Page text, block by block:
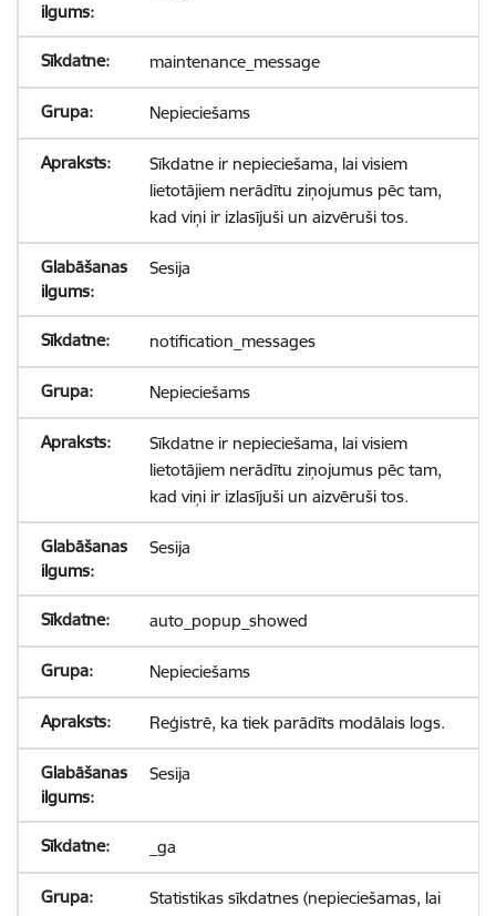
maintenance_message
Nepieciešams
Sīkdatne ir nepieciešama, lai visiem
lietotājiem nerādītu ziņojumus pēc tam,
kad viņi ir izlasījuši un aizvēruši tos.
Sesija
notification_messages
Nepieciešams
Sīkdatne ir nepieciešama, lai visiem
lietotājiem nerādītu ziņojumus pēc tam,
kad viņi ir izlasījuši un aizvēruši tos.
Sesija
auto_popup_showed
Nepieciešams
Reģistrē, ka tiek parādīts modālais logs.
Sesija
_ga
Statistikas sīkdatnes (nepieciešamas, lai